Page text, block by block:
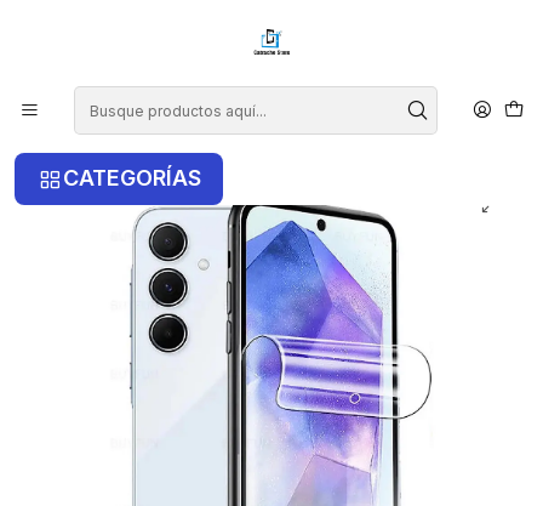
CATEGORÍAS
Inicio Samsung
Samsung A35
Lamina De Hidrogel Para Samsung A35